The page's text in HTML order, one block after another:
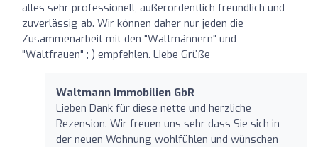
alles sehr professionell, außerordentlich freundlich und
zuverlässig ab. Wir können daher nur jeden die
Zusammenarbeit mit den "Waltmännern" und
"Waltfrauen" ; ) empfehlen. Liebe Grüße
Waltmann Immobilien GbR
Lieben Dank für diese nette und herzliche
Rezension. Wir freuen uns sehr dass Sie sich in
der neuen Wohnung wohlfühlen und wünschen